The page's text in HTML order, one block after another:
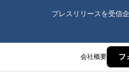
プレスリリースを受信
会社概要 フ